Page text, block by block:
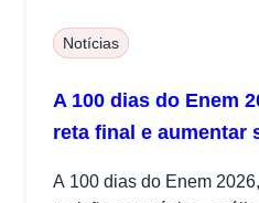
Notícias
A 100 dias do Enem
reta final e aumentar
A 100 dias do Enem